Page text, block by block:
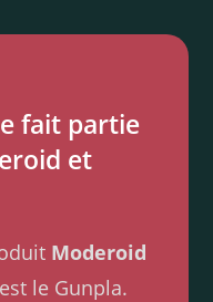
fait partie
et
Moderoid
le Gunpla.